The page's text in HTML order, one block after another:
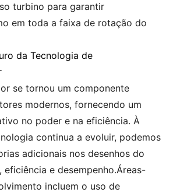
turbino para garantir
em toda a faixa de rotação do
da Tecnologia de
se tornou um componente
modernos, fornecendo um
no poder e na eficiência. À
continua a evoluir, podemos
adicionais nos desenhos do
e desempenho.Áreas-
incluem o uso de